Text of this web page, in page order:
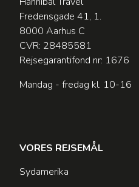
Fredensgade 41, 1.
8000 Aarhus C
CVR: 28485581
Rejsegarantifond nr: 1676
Mandag - fredag kl. 10-16
VORES REJSEMÅL
Sydamerika